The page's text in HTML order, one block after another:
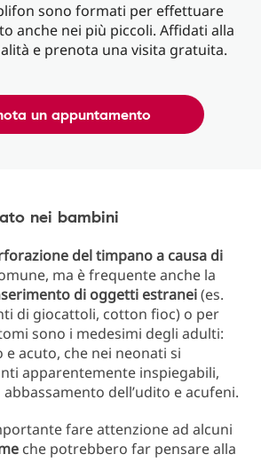
sono formati per effettuare
anche nei più piccoli. Affidati alla
e prenota una visita gratuita.
un appuntamento
nei bambini
del timpano a causa di
ma è frequente anche la
di oggetti estranei(es.
di giocattoli, cotton fioc) o per
sono i medesimi degli adulti:
acuto, che nei neonati si
apparentemente inspiegabili,
dell’udito e acufeni.
fare attenzione ad alcuni
che potrebbero far pensare alla